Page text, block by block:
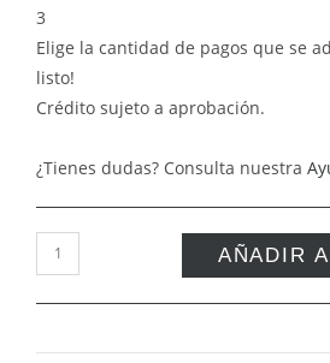
3
Elige la cantidad de pagos que se
listo!
Crédito sujeto a aprobación.
¿Tienes dudas? Consulta nuestra
AÑADIR